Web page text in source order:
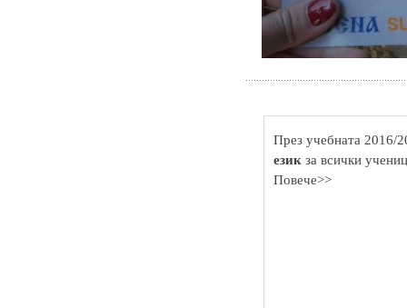
През учебната 2016/
език за всички
Повече>>